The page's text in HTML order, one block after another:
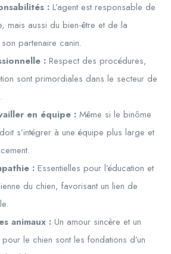
: L’agent est responsable de
mais aussi du bien-être et de la
partenaire canin.
: Respect des procédures,
sont primordiales dans le secteur de
en équipe : Même si le binôme
s’intégrer à une équipe plus large et
: Essentielles pour l’éducation et
du chien, favorisant un lien de
animaux : Un amour sincère et un
le chien sont les fondations d’un